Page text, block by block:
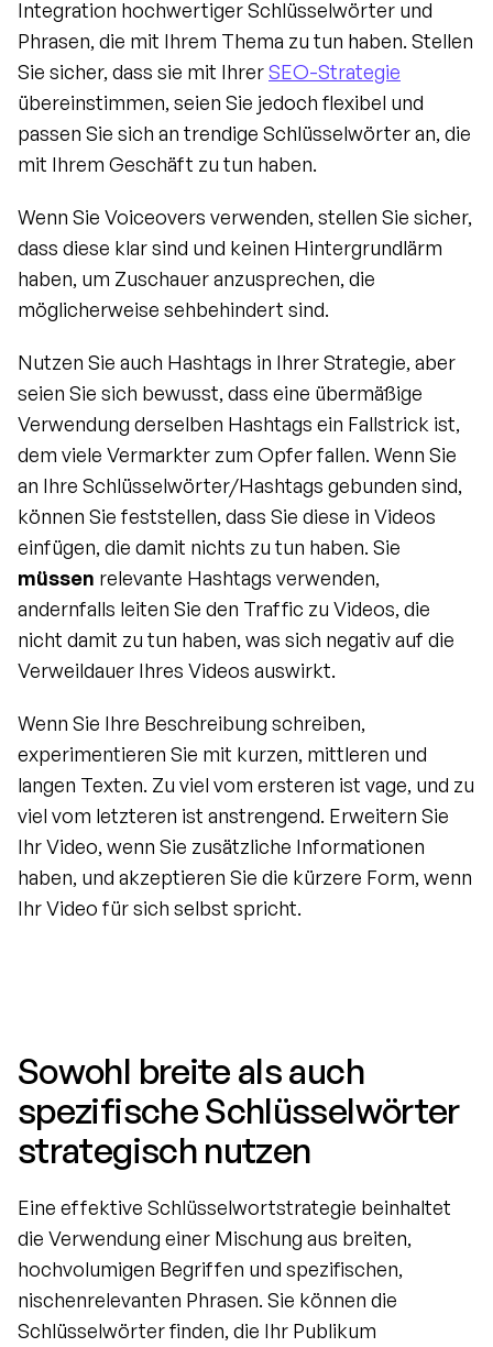
Integration hochwertiger Schlüsselwörter und
Phrasen, die mit Ihrem Thema zu tun haben. Stellen
Sie sicher, dass sie mit Ihrer SEO-Strategie
übereinstimmen, seien Sie jedoch flexibel und
passen Sie sich an trendige Schlüsselwörter an, die
mit Ihrem Geschäft zu tun haben.
Wenn Sie Voiceovers verwenden, stellen Sie sicher,
dass diese klar sind und keinen Hintergrundlärm
haben, um Zuschauer anzusprechen, die
möglicherweise sehbehindert sind.
Nutzen Sie auch Hashtags in Ihrer Strategie, aber
seien Sie sich bewusst, dass eine übermäßige
Verwendung derselben Hashtags ein Fallstrick ist,
dem viele Vermarkter zum Opfer fallen. Wenn Sie
an Ihre Schlüsselwörter/Hashtags gebunden sind,
können Sie feststellen, dass Sie diese in Videos
müssen relevante Hashtags verwenden,
andernfalls leiten Sie den Traffic zu Videos, die
nicht damit zu tun haben, was sich negativ auf die
Verweildauer Ihres Videos auswirkt.
Wenn Sie Ihre Beschreibung schreiben,
experimentieren Sie mit kurzen, mittleren und
langen Texten. Zu viel vom ersteren ist vage, und zu
viel vom letzteren ist anstrengend. Erweitern Sie
Ihr Video, wenn Sie zusätzliche Informationen
haben, und akzeptieren Sie die kürzere Form, wenn
Ihr Video für sich selbst spricht.
Sowohl breite als auch
spezifische Schlüsselwörter
strategisch nutzen
Eine effektive Schlüsselwortstrategie beinhaltet
die Verwendung einer Mischung aus breiten,
hochvolumigen Begriffen und spezifischen,
nischenrelevanten Phrasen. Sie können die
Schlüsselwörter finden, die Ihr Publikum